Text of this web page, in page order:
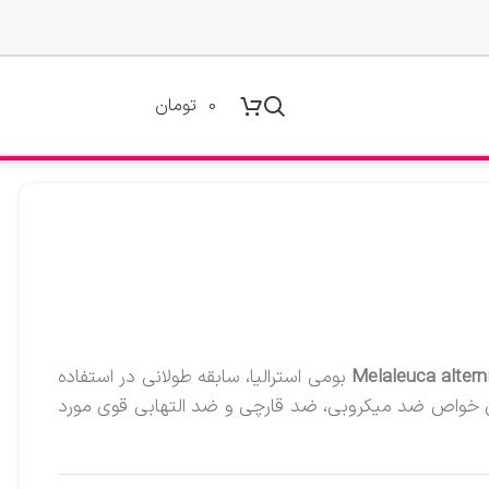
0 تومان
Melaleuca بومی استرالیا، سابقه طولانی در استفاده
خواص ضد میکروبی، ضد قارچی و ضد التهابی قوی مورد